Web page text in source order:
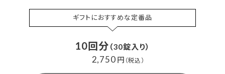
ギフトにおすすめな定番品
10回分 （30錠入り）
2,750 円 （税込）